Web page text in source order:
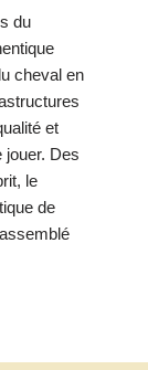
du
cheval en
et
jouer. Des
le
de